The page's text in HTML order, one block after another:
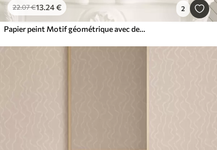
22.07€13.24€ 2
Papier peint Motif géométrique avec des lignes fines